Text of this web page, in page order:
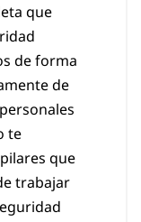
que
de forma
de
te
que
trabajar